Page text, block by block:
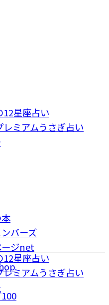
星座占い
ミアムうさぎ占い
星座占い
ミアムうさぎ占い
バーズ
ージnet